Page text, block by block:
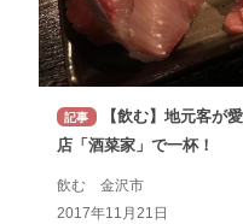
記事
【飲む】地元客が
店「酒菜家」で一杯！
飲む 金沢市
2017年11月21日